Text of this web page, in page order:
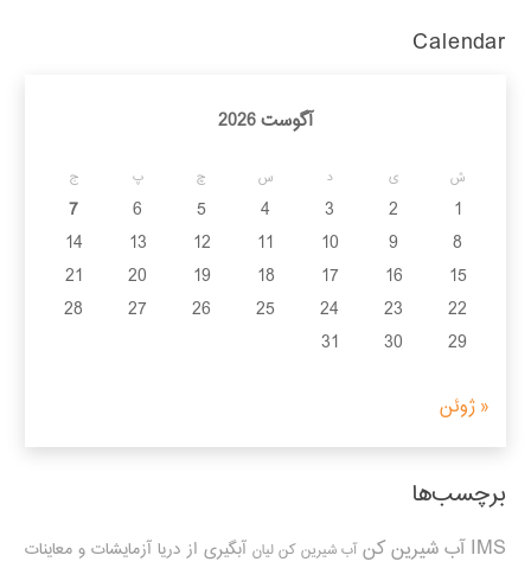
Calendar
آگوست 2026
ش ی د س چ پ ج
1
2
3
4
5
6
7
8
9
10
11
12
13
14
15
16
17
18
19
20
21
22
23
24
25
26
27
28
29
30
31
« ژوئن
برچسب‌ها
IMS آب شیرین کن آب شیرین کن لیان آبگیری از دریا آزمایشات و معاینات